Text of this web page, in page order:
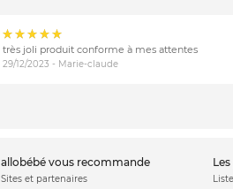
très joli produit conforme à mes attentes
29/12/2023 - Marie-claude
allobébé vous recommande
Sites et partenaires